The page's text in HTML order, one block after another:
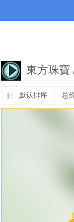
默认排序 总
東方珠寶